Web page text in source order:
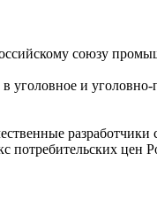
союзу
уголовное и
цен